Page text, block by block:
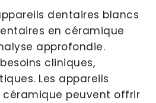
dentaires blancs
en céramique
approfondie.
cliniques,
Les appareils
peuvent offrir